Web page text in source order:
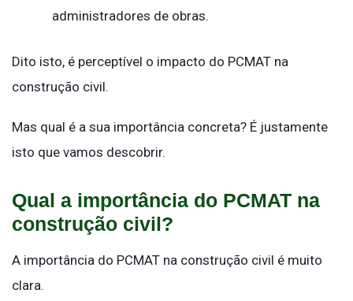
administradores de obras.
Dito isto, é perceptível o impacto do PCMAT na
construção civil.
Mas qual é a sua importância concreta? É justamente
isto que vamos descobrir.
Qual a importância do PCMAT na
construção civil?
A importância do PCMAT na construção civil é muito
clara.